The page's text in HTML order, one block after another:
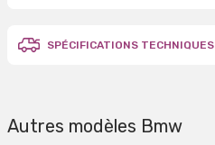
SPÉCIFICATIONS TECHNIQUES
Autres modèles Bmw